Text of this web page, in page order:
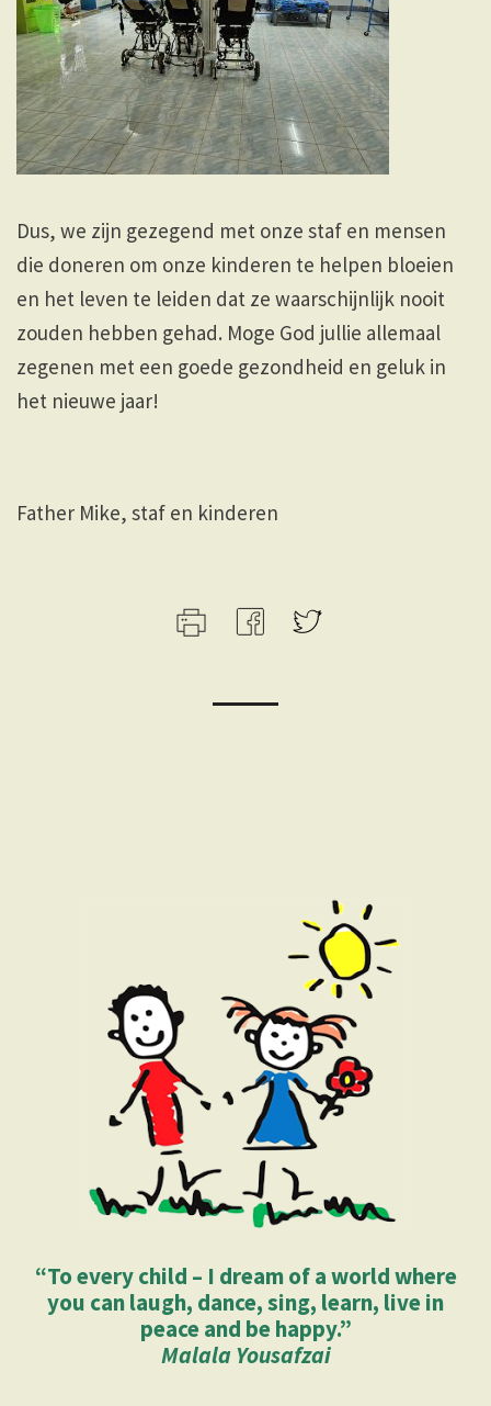
Dus, we zijn gezegend met onze staf en mensen
die doneren om onze kinderen te helpen bloeien
en het leven te leiden dat ze waarschijnlijk nooit
zouden hebben gehad. Moge God jullie allemaal
zegenen met een goede gezondheid en geluk in
het nieuwe jaar!
Father Mike, staf en kinderen
“To every child – I dream of a world where
you can laugh, dance, sing, learn, live in
peace and be happy.”
Malala Yousafzai